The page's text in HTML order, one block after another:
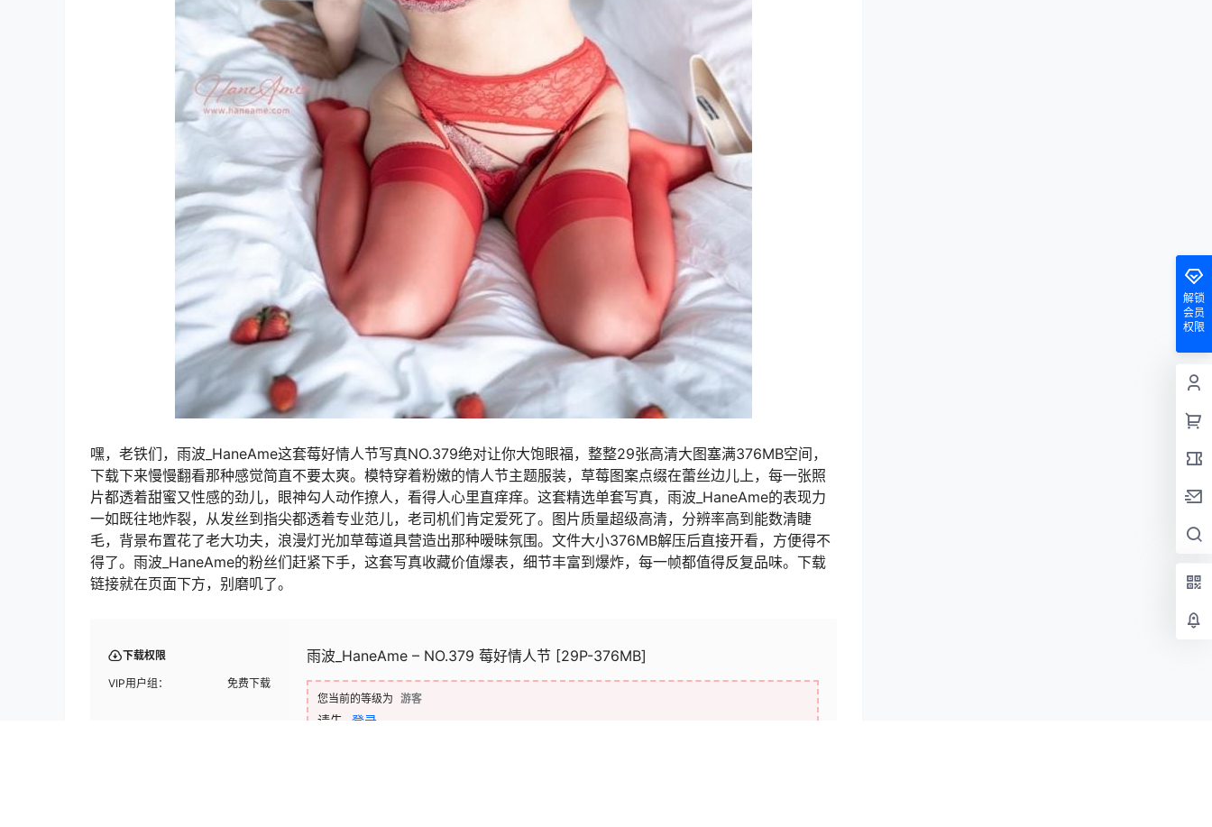
嘿，老铁们，雨波_HaneAme这套莓好情人节写真NO.379绝对让你大饱眼福，整整29张高清大图塞满376MB空间，
下载下来慢慢翻看那种感觉简直不要太爽。模特穿着粉嫩的情人节主题服装，草莓图案点缀在蕾丝边儿上，每一张照
片都透着甜蜜又性感的劲儿，眼神勾人动作撩人，看得人心里直痒痒。这套精选单套写真，雨波_HaneAme的表现力
一如既往地炸裂，从发丝到指尖都透着专业范儿，老司机们肯定爱死了。图片质量超级高清，分辨率高到能数清睫
毛，背景布置花了老大功夫，浪漫灯光加草莓道具营造出那种暧昧氛围。文件大小376MB解压后直接开看，方便得不
得了。雨波_HaneAme的粉丝们赶紧下手，这套写真收藏价值爆表，细节丰富到爆炸，每一帧都值得反复品味。下载
链接就在页面下方，别磨叽了。
下载权限
VIP用户组： 免费下载
雨波_HaneAme – NO.379 莓好情人节 [29P-376MB]
您当前的等级为 游客
请先 登录
解锁
会员
权限